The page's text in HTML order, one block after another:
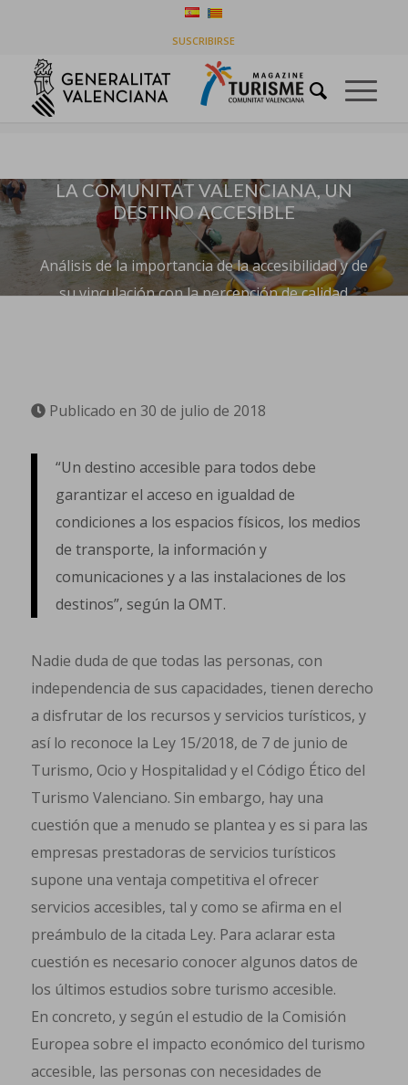
SUSCRIBIRSE
ACCESIBLE
Usted está aquí: Inicio / Destinos
COMUNITAT VALENCIANA, UN DESTINO ACCESIBLE
LA COMUNITAT VALENCIANA, UN
DESTINO ACCESIBLE
Análisis de la importancia de la accesibilidad y de
su vinculación con la percepción de calidad
Publicado en 30 de julio de 2018
“Un destino accesible para todos debe
garantizar el acceso en igualdad de
condiciones a los espacios físicos, los medios
de transporte, la información y
comunicaciones y a las instalaciones de los
destinos”, según la OMT.
Nadie duda de que todas las personas, con
independencia de sus capacidades, tienen derecho
a disfrutar de los recursos y servicios turísticos, y
así lo reconoce la Ley 15/2018, de 7 de junio de
Turismo, Ocio y Hospitalidad y el Código Ético del
Turismo Valenciano. Sin embargo, hay una
cuestión que a menudo se plantea y es si para las
empresas prestadoras de servicios turísticos
supone una ventaja competitiva el ofrecer
servicios accesibles, tal y como se afirma en el
preámbulo de la citada Ley. Para aclarar esta
cuestión es necesario conocer algunos datos de
los últimos estudios sobre turismo accesible.
En concreto, y según el estudio de la Comisión
Europea sobre el impacto económico del turismo
accesible, las personas con necesidades de